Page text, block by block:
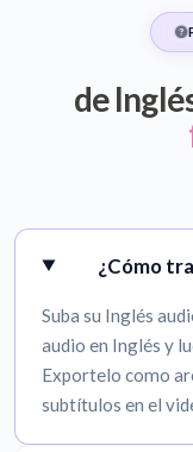
de
¿Cómo
Suba su Inglés
audio en Inglés y
Exportelo como
subtítulos en el